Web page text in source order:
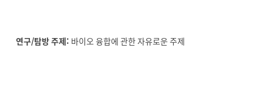
연구/탐방 주제: 바이오 융합에 관한 자유로운 주제